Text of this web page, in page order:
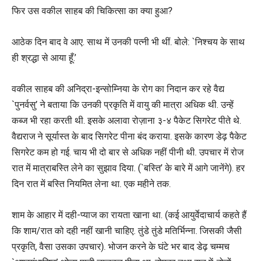
फिर उस वकील साहब की चिकित्सा का क्या हुआ?
आठेक दिन बाद वे आए. साथ में उनकी पत्नी भी थीं. बोले: `निश्चय के साथ
ही श्रद्धा से आया हूँ.’
वकील साहब की अनिद्रा-इन्सोम्निया के रोग का निदान कर रहे वैद्य
`पुनर्वसु’ ने बताया कि उनकी प्रकृति में वायु की मात्रा अधिक थी. उन्हें
कब्ज भी रहा करती थी. इसके अलावा रोज़ाना ३-४ पैकेट सिगरेट पीते थे.
वैद्यराज ने सूर्यास्त के बाद सिगरेट पीना बंद कराया. इसके कारण डेढ़ पैकेट
सिगरेट कम हो गई. चाय भी दो बार से अधिक नहीं पीनी थी. उपचार में रोज
रात में मात्राबस्ति लेने का सुझाव दिया. (`बस्ति’ के बारे में आगे जानेंगे). हर
दिन रात में बस्ति नियमित लेना था. एक महीने तक.
शाम के आहार में दही-प्याज का रायता खाना था. (कई आयुर्वेदाचार्य कहते हैं
कि शाम/रात को दही नहीं खानी चाहिए. तुंडे तुंडे मतिर्भिन्ना. जिसकी जैसी
प्रकृति, वैसा उसका उपचार). भोजन करने के घंटे भर बाद डेढ़ चम्मच